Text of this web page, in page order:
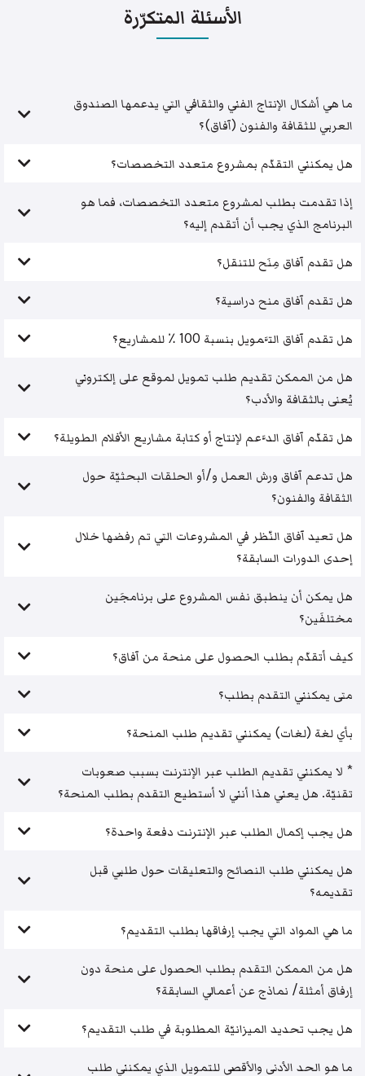
الأسئلة المتكرّرة
ما هي أشكال الإنتاج الفني والثقافي التي يدعمها الصندوق
العربي للثقافة والفنون (آفاق)؟
هل يمكنني التقدّم بمشروع متعدد التخصصات؟
إذا تقدمت بطلب لمشروع متعدد التخصصات، فما هو
البرنامج الذي يجب أن أتقدم إليه؟
هل تقدم آفاق مِنَح للتنقل؟
هل تقدم آفاق منح دراسية؟
هل تقدم آفاق التَّمويل بنسبة 100 ٪ للمشاريع؟
هل من الممكن تقديم طلب تمويل لموقع على إلكتروني
يُعنى بالثقافة والأدب؟
هل تقدّم آفاق الدَّعم لإنتاج أو كتابة مشاريع الأفلام الطويلة؟
هل تدعم آفاق ورش العمل و/أو الحلقات البحثيّة حول
الثقافة والفنون؟
هل تعيد آفاق النّظر في المشروعات التي تم رفضها خلال
إحدى الدورات السابقة؟
هل يمكن أن ينطبق نفس المشروع على برنامجَين
مختلفَين؟
كيف أتقدّم بطلب الحصول على منحة من آفاق؟
متى يمكنني التقدم بطلب؟
بأي لغة (لغات) يمكنني تقديم طلب المنحة؟
* لا يمكنني تقديم الطلب عبر الإنترنت بسبب صعوبات
تقنيّة. هل يعني هذا أنني لا أستطيع التقدم بطلب المنحة؟
هل يجب إكمال الطلب عبر الإنترنت دفعة واحدة؟
هل يمكنني طلب النصائح والتعليقات حول طلبي قبل
تقديمه؟
ما هي المواد التي يجب إرفاقها بطلب التقديم؟
هل من الممكن التقدم بطلب الحصول على منحة دون
إرفاق أمثلة/ نماذج عن أعمالي السابقة؟
هل يجب تحديد الميزانيّة المطلوبة في طلب التقديم؟
ما هو الحد الأدنى والأقصى للتمويل الذي يمكنني طلب